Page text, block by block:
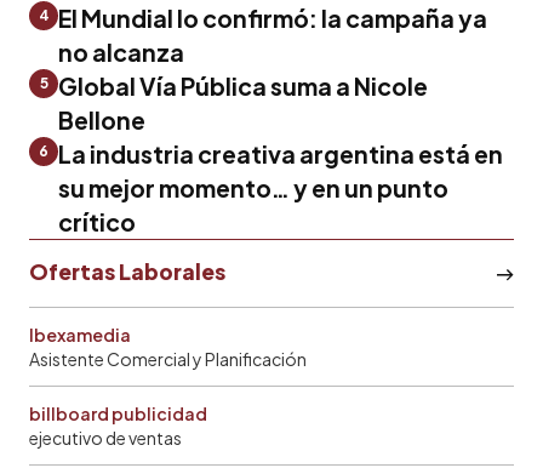
4 El Mundial lo confirmó: la campaña ya
no alcanza
5
Global Vía Pública suma a Nicole
Bellone
6
La industria creativa argentina está en
su mejor momento… y en un punto
crítico
Ofertas Laborales
Ibexamedia
Asistente Comercial y Planificación
billboard publicidad
ejecutivo de ventas